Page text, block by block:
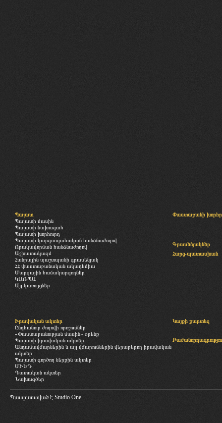
Պալատ
Պալատի մասին
Պալատի նախագահ
Պալատի խորհուրդ
Պալատի կարգապահական հանձնաժողով
Որակավորման հանձնաժողով
Աշխատակազմ
Հանրային պաշտպանի գրասենյակ
ՀՀ փաստաբանական ակադեմիա
Մարզային համակարգողներ
ԿԱՌՊԱ
Այլ կառույցներ
Փաստաբանի
Գրասենյակներ
Հարց-պատասխան
Իրավական ակտեր
Ընդհանուր ժողովի որոշումներ
«Փաստաբանության մասին» օրենք
Պալատի իրավական ակտեր
Անդամավճարներին և այլ վճարումներին վերաբերող իրավական
ակտեր
Պալատի գործող ներքին ակտեր
ՄԻԵԴ
Դատական ակտեր
Նախագծեր
Կայքի քարտեզ
Պատրաստված է Studio One.